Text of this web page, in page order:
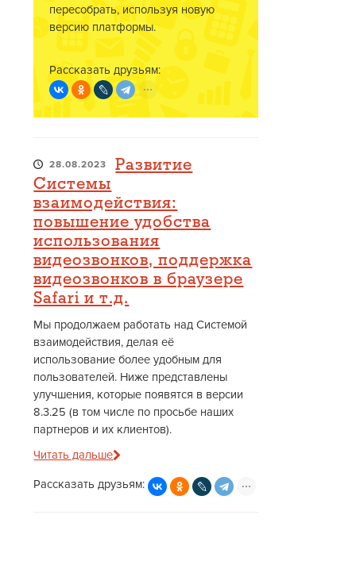
пересобрать, используя новую
версию платформы.
Рассказать друзьям:
28.08.2023
Развитие
Системы
взаимодействия:
повышение удобства
использования
видеозвонков, поддержка
видеозвонков в браузере
Safari и т.д.
Мы продолжаем работать над Системой
взаимодействия, делая её
использование более удобным для
пользователей. Ниже представлены
улучшения, которые появятся в версии
8.3.25 (в том числе по просьбе наших
партнеров и их клиентов).
Читать дальше
Рассказать друзьям: